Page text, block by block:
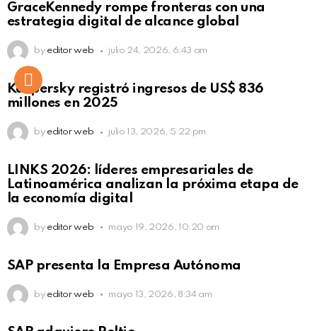
GraceKennedy rompe fronteras con una
estrategia digital de alcance global
by editor web julio 24, 2026, 6:43 am
Kaspersky registró ingresos de US$ 836
millones en 2025
by editor web julio 13, 2026, 5:22 pm
LINKS 2026: líderes empresariales de
Latinoamérica analizan la próxima etapa de
la economía digital
by editor web mayo 19, 2026, 10:20 am
SAP presenta la Empresa Autónoma
by editor web mayo 13, 2026, 8:34 am